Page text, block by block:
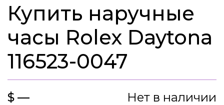
Купить наручные
часы Rolex Daytona
116523-0047
$ — Нет в наличии